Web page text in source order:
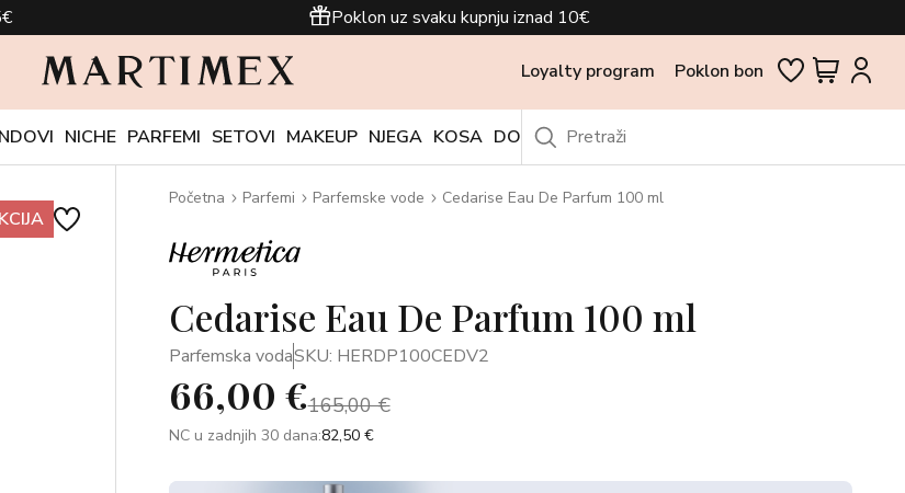
Poklon uz svaku kupnju iznad 10€
Loyalty program Poklon bon
NICHE PARFEMI SETOVI MAKEUP NJEGA KOSA DODACI OUTLET
Početna Parfemi Parfemske vode Cedarise Eau De Parfum 100 ml
Cedarise Eau De Parfum 100 ml
Parfemska vodaSKU: HERDP100CEDV2
66,00 €165,00 €
NC u zadnjih 30 dana:82,50 €